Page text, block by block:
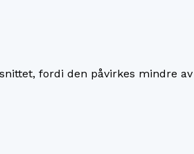
fordi den påvirkes mindre